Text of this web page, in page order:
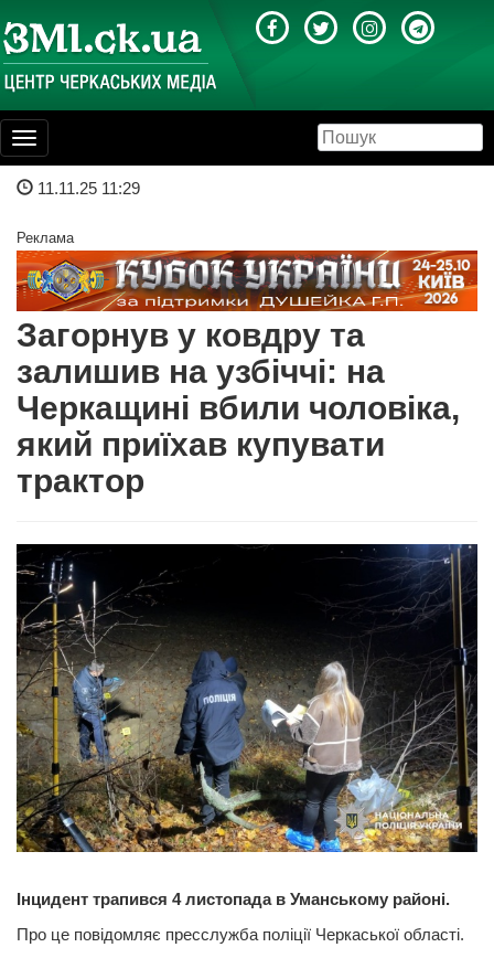
Toggle
navigation
11.11.25 11:29
Реклама
Загорнув у ковдру та
залишив на узбіччі: на
Черкащині вбили чоловіка,
який приїхав купувати
трактор
Інцидент трапився 4 листопада в Уманському районі.
Про це повідомляє пресслужба поліції Черкаської області.